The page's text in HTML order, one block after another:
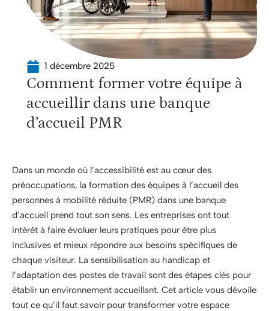
1 décembre 2025
Comment former votre équipe à
accueillir dans une banque
d’accueil PMR
Dans un monde où l’accessibilité est au cœur des
préoccupations, la formation des équipes à l’accueil des
personnes à mobilité réduite (PMR) dans une banque
d’accueil prend tout son sens. Les entreprises ont tout
intérêt à faire évoluer leurs pratiques pour être plus
inclusives et mieux répondre aux besoins spécifiques de
chaque visiteur. La sensibilisation au handicap et
l’adaptation des postes de travail sont des étapes clés pour
établir un environnement accueillant. Cet article vous dévoile
tout ce qu’il faut savoir pour transformer votre espace